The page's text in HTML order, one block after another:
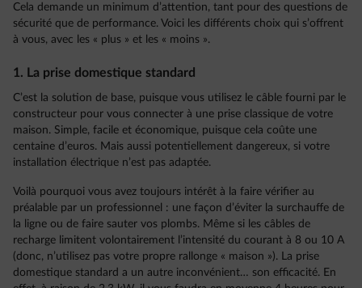
Cela demande un minimum d’attention, tant pour des questions de
sécurité que de performance. Voici les différents choix qui s’offrent
à vous, avec les « plus » et les « moins ».
1. La prise domestique standard
C’est la solution de base, puisque vous utilisez le câble fourni par le
constructeur pour vous connecter à une prise classique de votre
maison. Simple, facile et économique, puisque cela coûte une
centaine d’euros. Mais aussi potentiellement dangereux, si votre
installation électrique n’est pas adaptée.
Voilà pourquoi vous avez toujours intérêt à la faire vérifier au
préalable par un professionnel : une façon d’éviter la surchauffe de
la ligne ou de faire sauter vos plombs. Même si les câbles de
recharge limitent volontairement l’intensité du courant à 8 ou 10 A
(donc, n’utilisez pas votre propre rallonge « maison »). La prise
domestique standard a un autre inconvénient… son efficacité. En